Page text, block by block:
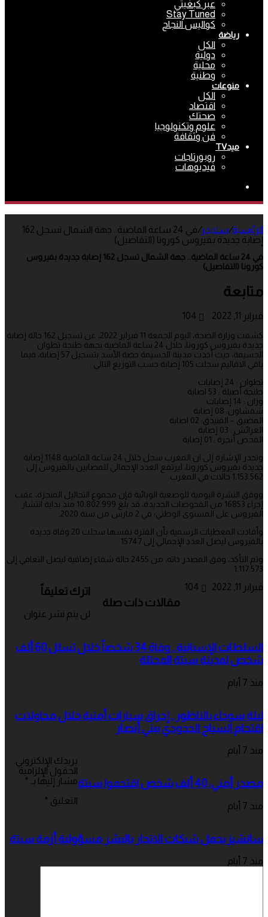
عبر كبغيتي
Stay Tuned
كواليس النجاح
رياضة
الكل
دولية
محلية
وطنية
منوعات
الكل
اقتصاد
صحتك
علوم وتكنولوجيا
فن وثقافة
ميدTV
روبورتاجات
فيديوهات
الرئيسية/سلايدر/
في 24 ساعة الماضية.. جهة الشمال تسجل 162
إصابة جديدة بفيروس كورونا (التفاصيل)
في 24 ساعة الماضية.. جهة الشمال تسجل 162 إصابة جديدة بفيروس
كورونا (التفاصيل)
متابعة
فبراير 11, 2022 104
كشفت وزارة الصحة، اليوم الجمعة 11 فبراير 2022، عن تسجيل 162 حالة إصابة
جديدة بفيروس كورونا، خلال 24 ساعة الماضية بجهة طنجة تطوان
الحسيمة، حيث أخذت مدينة الحسيمة حصة الأسد بتسجيل 57 إصابة، فيما
باقي الاقاليم سجلت 105 إصابة حسب التوزيع التالي :
تطوان : 24 إصابات
طنجة أصيلة : 53 اصابة
وزان : 14 إصابات
شفشاون: 08 إصابة
المضيق – الفنيدق: 02 اصابة
العرائش : 03 إصابة
الفحص أنجرة : 01 إصابة
وتجدر الإشارة إلى ان المغرب سجل خلال 24 ساعة الماضية 1148 إصابة
جديدة بفيروس كورونا، ليرتفع العدد الإجمالي للمصابين بالفيروس إلى
1.153.562 حالات في المغرب.
ووفق النشرة اليومية للوضعية الوبائية فإن مجموع التحاليل المنجزة، عقب
إجراء 16853 من الفحوصات الجديدة، قد بلغ 10.802.999 منذ بداية انتشار
الفيروس على المستوى الوطني؛ في 2 مارس من سنة 2020.
وأفادت المعطيات الرسمية بأن الفترة نفسها سجلت 20 وفاة جديدة
بالفيروس ليصل العدد الإجمالي إلى 15747
وتم التأكد، وفق المصدر ذاته، من 2455 حالة شفاء إضافية ليصل التعافي إلى
1.117.573.
فبراير 11, 2022 104
مقالات ذات صلة
السلطات الإسبانية.. وفاة 34 شخصاً خلال تسلل 60 ألف
شخص لمدينة سبتة المحتلة
منذ 7 أيام
ليلة سوداء بالناظور.. إحراق سيارات أمنية خلال محاولات
اقتحام السياج الحدودي ببني أنصار
منذ 7 أيام
مصدر أمني: 40 ألف شخص اقتحموا سبتة
منذ 7 أيام
سانشيز يحمل شبكات الاتجار بالبشر مسؤولية أزمة سبتة
منذ 7 أيام
اترك تعليقاً
لن يتم نشر عنوان
بريدك الإلكتروني.
الحقول الإلزامية
مشار إليها بـ *
التعليق *